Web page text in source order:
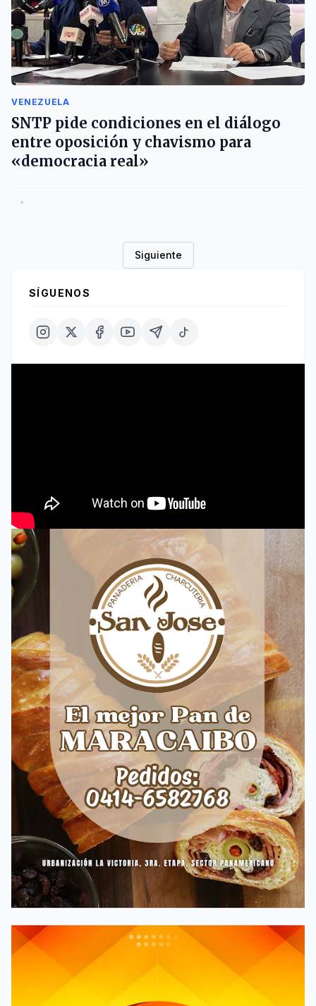
VENEZUELA
SNTP pide condiciones en el diálogo
entre oposición y chavismo para
«democracia real»
•
Siguiente
SÍGUENOS